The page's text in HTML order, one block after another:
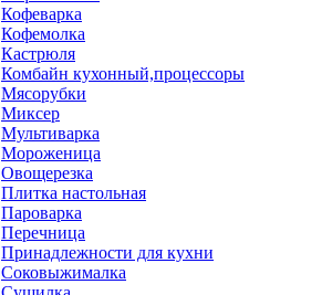
Кофеварка
Кофемолка
Кастрюля
Комбайн кухонный,процессоры
Мясорубки
Миксер
Мультиварка
Мороженица
Овощерезка
Плитка настольная
Пароварка
Перечница
Принадлежности для кухни
Соковыжималка